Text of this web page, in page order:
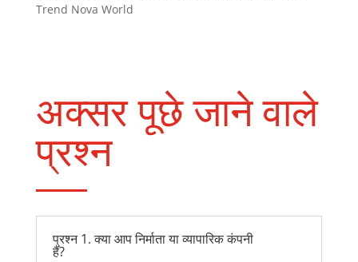
Trend Nova World
अक्सर पूछे जाने वाले
प्रश्न
प्रश्न 1. क्या आप निर्माता या व्यापारिक कंपनी
हैं?